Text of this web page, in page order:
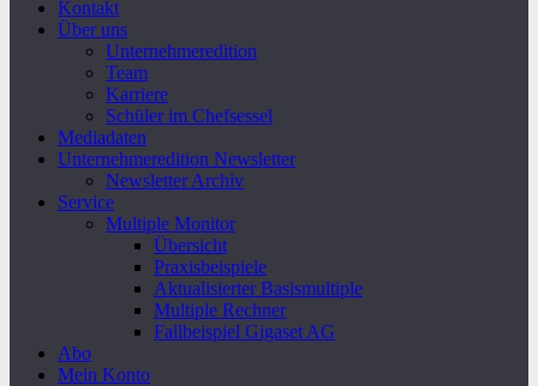
Kontakt
Über uns
Unternehmeredition
Team
Karriere
Schüler im Chefsessel
Mediadaten
Unternehmeredition Newsletter
Newsletter Archiv
Service
Multiple Monitor
Übersicht
Praxisbeispiele
Aktualisierter Basismultiple
Multiple Rechner
Fallbeispiel Gigaset AG
Abo
Mein Konto